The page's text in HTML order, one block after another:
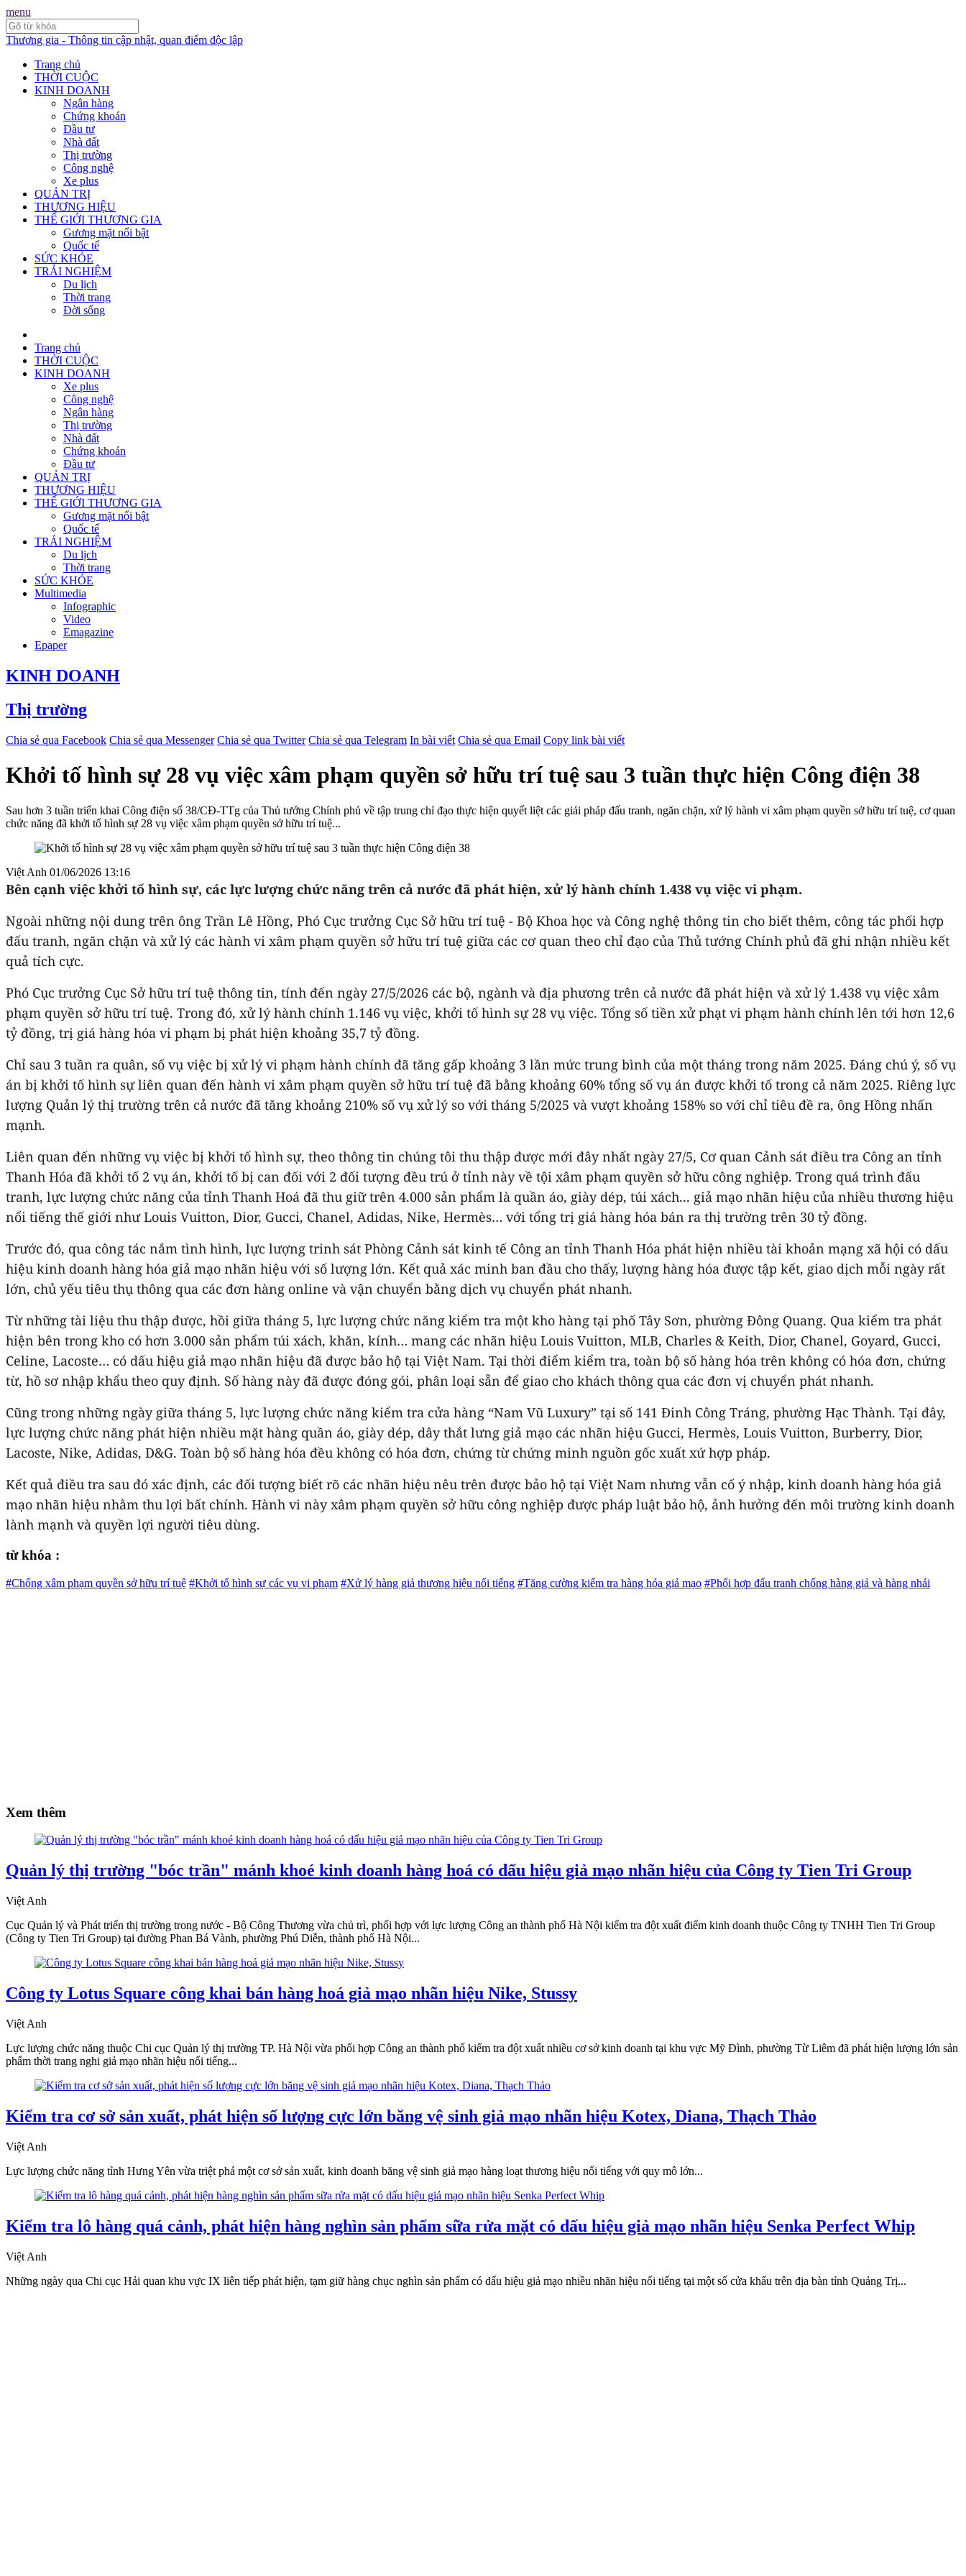
menu
Thương gia - Thông tin cập nhật, quan điểm độc lập
Trang chủ
THỜI CUỘC
KINH DOANH
Ngân hàng
Chứng khoán
Đầu tư
Nhà đất
Thị trường
Công nghệ
Xe plus
QUẢN TRỊ
THƯƠNG HIỆU
THẾ GIỚI THƯƠNG GIA
Gương mặt nổi bật
Quốc tế
SỨC KHỎE
TRẢI NGHIỆM
Du lịch
Thời trang
Đời sống
Trang chủ
THỜI CUỘC
KINH DOANH
Xe plus
Công nghệ
Ngân hàng
Thị trường
Nhà đất
Chứng khoán
Đầu tư
QUẢN TRỊ
THƯƠNG HIỆU
THẾ GIỚI THƯƠNG GIA
Gương mặt nổi bật
Quốc tế
TRẢI NGHIỆM
Du lịch
Thời trang
SỨC KHỎE
Multimedia
Infographic
Video
Emagazine
Epaper
KINH DOANH
Thị trường
Chia sẻ qua Facebook Chia sẻ qua Messenger Chia sẻ qua Twitter Chia sẻ qua Telegram In bài viết Chia sẻ qua Email Copy link bài viết
Khởi tố hình sự 28 vụ việc xâm phạm quyền sở hữu trí tuệ sau 3 tuần thực hiện Công điện 38
Sau hơn 3 tuần triển khai Công điện số 38/CĐ-TTg của Thủ tướng Chính phủ về tập trung chỉ đạo thực hiện quyết liệt các giải pháp đấu tranh, ngăn chặn, xử lý hành vi xâm phạm quyền sở hữu trí tuệ, cơ quan
chức năng đã khởi tố hình sự 28 vụ việc xâm phạm quyền sở hữu trí tuệ...
Việt Anh 01/06/2026 13:16
Bên cạnh việc khởi tố hình sự, các lực lượng chức năng trên cả nước đã phát hiện, xử lý hành chính 1.438 vụ việc vi phạm.
Ngoài những nội dung trên ông Trần Lê Hồng, Phó Cục trưởng Cục Sở hữu trí tuệ - Bộ Khoa học và Công nghệ thông tin cho biết thêm, công tác phối hợp
đấu tranh, ngăn chặn và xử lý các hành vi xâm phạm quyền sở hữu trí tuệ giữa các cơ quan theo chỉ đạo của Thủ tướng Chính phủ đã ghi nhận nhiều kết
quả tích cực.
Phó Cục trưởng Cục Sở hữu trí tuệ thông tin, tính đến ngày 27/5/2026 các bộ, ngành và địa phương trên cả nước đã phát hiện và xử lý 1.438 vụ việc xâm
phạm quyền sở hữu trí tuệ. Trong đó, xử lý hành chính 1.146 vụ việc, khởi tố hình sự 28 vụ việc. Tổng số tiền xử phạt vi phạm hành chính lên tới hơn 12,6
tỷ đồng, trị giá hàng hóa vi phạm bị phát hiện khoảng 35,7 tỷ đồng.
Chỉ sau 3 tuần ra quân, số vụ việc bị xử lý vi phạm hành chính đã tăng gấp khoảng 3 lần mức trung bình của một tháng trong năm 2025. Đáng chú ý, số vụ
án bị khởi tố hình sự liên quan đến hành vi xâm phạm quyền sở hữu trí tuệ đã bằng khoảng 60% tổng số vụ án được khởi tố trong cả năm 2025. Riêng lực
lượng Quản lý thị trường trên cả nước đã tăng khoảng 210% số vụ xử lý so với tháng 5/2025 và vượt khoảng 158% so với chỉ tiêu đề ra, ông Hồng nhấn
mạnh.
Liên quan đến những vụ việc bị khởi tố hình sự, theo thông tin chúng tôi thu thập được mới đây nhất ngày 27/5, Cơ quan Cảnh sát điều tra Công an tỉnh
Thanh Hóa đã khởi tố 2 vụ án, khởi tố bị can đối với 2 đối tượng đều trú ở tỉnh này về tội xâm phạm quyền sở hữu công nghiệp. Trong quá trình đấu
tranh, lực lượng chức năng của tỉnh Thanh Hoá đã thu giữ trên 4.000 sản phẩm là quần áo, giày dép, túi xách... giả mạo nhãn hiệu của nhiều thương hiệu
nổi tiếng thế giới như Louis Vuitton, Dior, Gucci, Chanel, Adidas, Nike, Hermès… với tổng trị giá hàng hóa bán ra thị trường trên 30 tỷ đồng.
Trước đó, qua công tác nắm tình hình, lực lượng trinh sát Phòng Cảnh sát kinh tế Công an tỉnh Thanh Hóa phát hiện nhiều tài khoản mạng xã hội có dấu
hiệu kinh doanh hàng hóa giả mạo nhãn hiệu với số lượng lớn. Kết quả xác minh ban đầu cho thấy, lượng hàng hóa được tập kết, giao dịch mỗi ngày rất
lớn, chủ yếu tiêu thụ thông qua các đơn hàng online và vận chuyển bằng dịch vụ chuyển phát nhanh.
Từ những tài liệu thu thập được, hồi giữa tháng 5, lực lượng chức năng kiểm tra một kho hàng tại phố Tây Sơn, phường Đông Quang. Qua kiểm tra phát
hiện bên trong kho có hơn 3.000 sản phẩm túi xách, khăn, kính… mang các nhãn hiệu Louis Vuitton, MLB, Charles & Keith, Dior, Chanel, Goyard, Gucci,
Celine, Lacoste… có dấu hiệu giả mạo nhãn hiệu đã được bảo hộ tại Việt Nam. Tại thời điểm kiểm tra, toàn bộ số hàng hóa trên không có hóa đơn, chứng
từ, hồ sơ nhập khẩu theo quy định. Số hàng này đã được đóng gói, phân loại sẵn để giao cho khách thông qua các đơn vị chuyển phát nhanh.
Cũng trong những ngày giữa tháng 5, lực lượng chức năng kiểm tra cửa hàng “Nam Vũ Luxury” tại số 141 Đinh Công Tráng, phường Hạc Thành. Tại đây,
lực lượng chức năng phát hiện nhiều mặt hàng quần áo, giày dép, dây thắt lưng giả mạo các nhãn hiệu Gucci, Hermès, Louis Vuitton, Burberry, Dior,
Lacoste, Nike, Adidas, D&G. Toàn bộ số hàng hóa đều không có hóa đơn, chứng từ chứng minh nguồn gốc xuất xứ hợp pháp.
Kết quả điều tra sau đó xác định, các đối tượng biết rõ các nhãn hiệu nêu trên được bảo hộ tại Việt Nam nhưng vẫn cố ý nhập, kinh doanh hàng hóa giả
mạo nhãn hiệu nhằm thu lợi bất chính. Hành vi này xâm phạm quyền sở hữu công nghiệp được pháp luật bảo hộ, ảnh hưởng đến môi trường kinh doanh
lành mạnh và quyền lợi người tiêu dùng.
từ khóa :
#Chống xâm phạm quyền sở hữu trí tuệ #Khởi tố hình sự các vụ vi phạm #Xử lý hàng giả thương hiệu nổi tiếng #Tăng cường kiểm tra hàng hóa giả mạo #Phối hợp đấu tranh chống hàng giả và hàng nhái
Xem thêm
Quản lý thị trường "bóc trần" mánh khoé kinh doanh hàng hoá có dấu hiệu giả mạo nhãn hiệu của Công ty Tien Tri Group
Việt Anh
Cục Quản lý và Phát triển thị trường trong nước - Bộ Công Thương vừa chủ trì, phối hợp với lực lượng Công an thành phố Hà Nội kiểm tra đột xuất điểm kinh doanh thuộc Công ty TNHH Tien Tri Group
(Công ty Tien Tri Group) tại đường Phan Bá Vành, phường Phú Diễn, thành phố Hà Nội...
Công ty Lotus Square công khai bán hàng hoá giả mạo nhãn hiệu Nike, Stussy
Việt Anh
Lực lượng chức năng thuộc Chi cục Quản lý thị trường TP. Hà Nội vừa phối hợp Công an thành phố kiểm tra đột xuất nhiều cơ sở kinh doanh tại khu vực Mỹ Đình, phường Từ Liêm đã phát hiện lượng lớn sản
phẩm thời trang nghi giả mạo nhãn hiệu nổi tiếng...
Kiểm tra cơ sở sản xuất, phát hiện số lượng cực lớn băng vệ sinh giả mạo nhãn hiệu Kotex, Diana, Thạch Thảo
Việt Anh
Lực lượng chức năng tỉnh Hưng Yên vừa triệt phá một cơ sở sản xuất, kinh doanh băng vệ sinh giả mạo hàng loạt thương hiệu nổi tiếng với quy mô lớn...
Kiểm tra lô hàng quá cảnh, phát hiện hàng nghìn sản phẩm sữa rửa mặt có dấu hiệu giả mạo nhãn hiệu Senka Perfect Whip
Việt Anh
Những ngày qua Chi cục Hải quan khu vực IX liên tiếp phát hiện, tạm giữ hàng chục nghìn sản phẩm có dấu hiệu giả mạo nhiều nhãn hiệu nổi tiếng tại một số cửa khẩu trên địa bàn tỉnh Quảng Trị...